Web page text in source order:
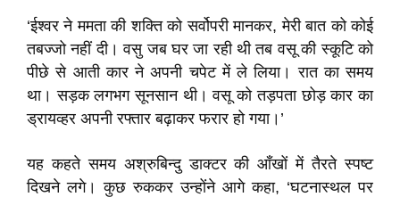
‘ईश्वर ने ममता की शक्ति को सर्वोपरी मानकर, मेरी बात को कोई
तबज्जो नहीं दी। वसु जब घर जा रही थी तब वसू की स्कूटि को
पीछे से आती कार ने अपनी चपेट में ले लिया। रात का समय
था। सड़क लगभग सूनसान थी। वसू को तड़पता छोड़ कार का
ड्रायव्हर अपनी रफ्तार बढ़ाकर फरार हो गया।’
यह कहते समय अश्रुबिन्दु डाक्टर की आँखों में तैरते स्पष्ट
दिखने लगे। कुछ रुककर उन्होंने आगे कहा, ‘घटनास्थल पर